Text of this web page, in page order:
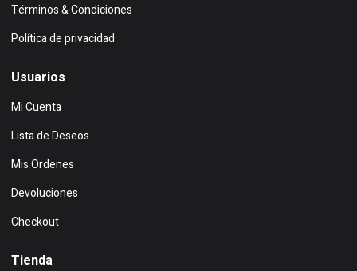
Términos & Condiciones
Política de privacidad
Usuarios
Mi Cuenta
Lista de Deseos
Mis Ordenes
Devoluciones
Checkout
Tienda